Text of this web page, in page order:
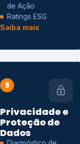
de Ação
Ratings ESG
Saiba mais
8
Privacidade e
Proteção de
Dados